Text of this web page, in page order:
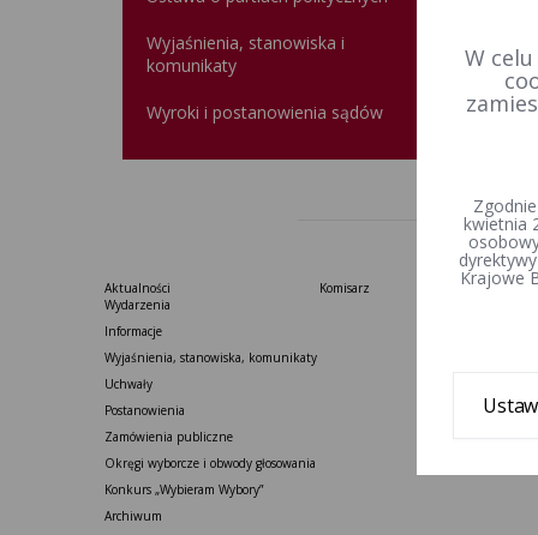
Wyjaśnienia, stanowiska i
komunikaty
Wyroki i postanowienia sądów
Data
Aktualności
Wydarzenia
Informacje
Wyjaśnienia, stanowiska, komunikaty
Uchwały
Postanowienia
Zamówienia publiczne
Okręgi wyborcze i obwody głosowania
Konkurs „Wybieram Wybory”
Archiwum
Komisarz
W
kwietnia
Krajowe